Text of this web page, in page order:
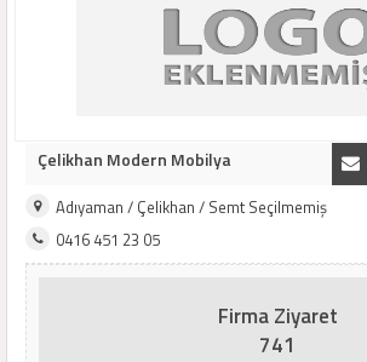
Çelikhan Modern Mobilya
Adıyaman / Çelikhan / Semt Seçilmemiş
0416 451 23 05
Firma Ziyaret
741